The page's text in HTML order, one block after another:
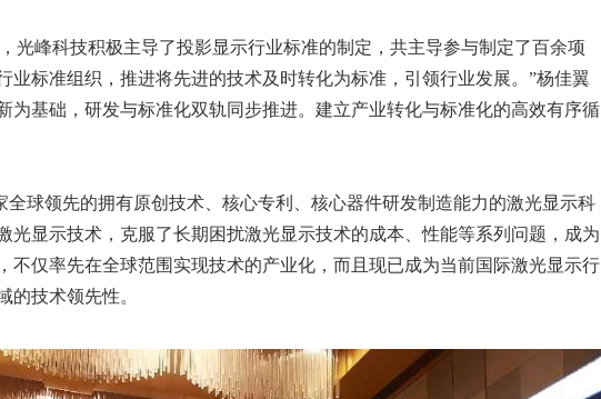
光峰科技积极主导了投影显示行业标准的制定，共主导参与制定了百余项
业标准组织，推进将先进的技术及时转化为标准，引领行业发展。”杨佳翼
为基础，研发与标准化双轨同步推进。建立产业转化与标准化的高效有序循
全球领先的拥有原创技术、核心专利、核心器件研发制造能力的激光显示科
光显示技术，克服了长期困扰激光显示技术的成本、性能等系列问题，成为
不仅率先在全球范围实现技术的产业化，而且现已成为当前国际激光显示行
的技术领先性。